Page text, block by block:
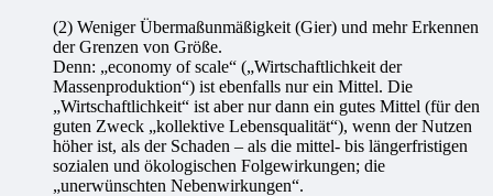
(2) Weniger Übermaßunmäßigkeit (Gier) und mehr Erkennen
der Grenzen von Größe.
Denn: „economy of scale“ („Wirtschaftlichkeit der
Massenproduktion“) ist ebenfalls nur ein Mittel. Die
„Wirtschaftlichkeit“ ist aber nur dann ein gutes Mittel (für den
guten Zweck „kollektive Lebensqualität“), wenn der Nutzen
höher ist, als der Schaden – als die mittel- bis längerfristigen
sozialen und ökologischen Folgewirkungen; die
„unerwünschten Nebenwirkungen“.